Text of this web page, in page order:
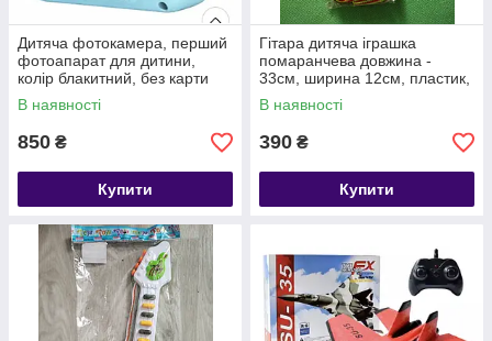
Дитяча фотокамера, перший
фотоапарат для дитини,
колір блакитний, без карти
пам'яті
В наявності
850 ₴
Купити
Гітара дитяча іграшка
помаранчева довжина -
33см, ширина 12см, пластик,
елементи живлення в
комплект не входять
В наявності
390 ₴
Купити